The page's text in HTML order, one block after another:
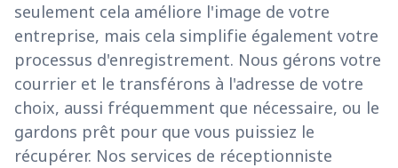
seulement cela améliore l'image de votre
entreprise, mais cela simplifie également votre
processus d'enregistrement. Nous gérons votre
courrier et le transférons à l'adresse de votre
choix, aussi fréquemment que nécessaire, ou le
gardons prêt pour que vous puissiez le
récupérer. Nos services de réceptionniste